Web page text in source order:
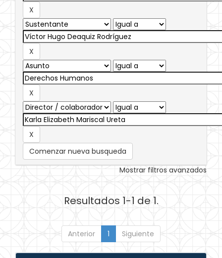
Comenzar nueva busqueda
Mostrar filtros avanzados
Resultados 1-1 de 1.
Anterior 1 Siguiente